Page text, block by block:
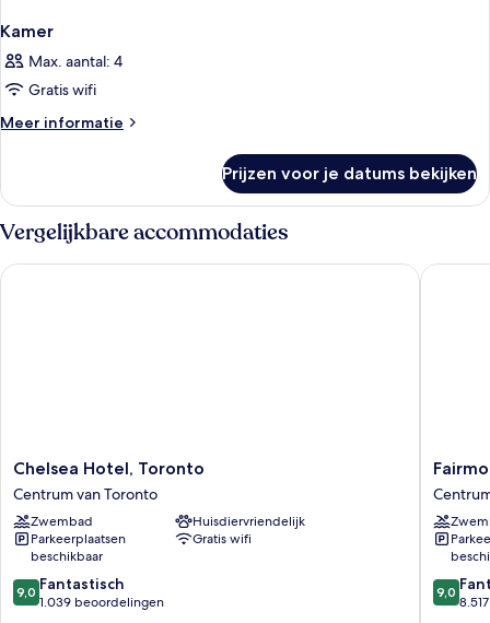
Kamer
Max. aantal: 4
Gratis wifi
Meer informatie
Meer
Prijzen voor je datums bekijken
Vergelijkbare accommodaties
Chelsea
Hotel,
Toronto
Centrum
van
Toronto
Chelsea Hotel, Toronto
Centrum van Toronto
Zwembad
Huisdiervriendelijk
Parkeerplaatsen
beschikbaar
Gratis wifi
9.0
van
9,0 Fantastisch
1.039 beoordelingen
Chelsea Hotel, Toronto
Royal
York
van
Toronto
9.0
van
9,0